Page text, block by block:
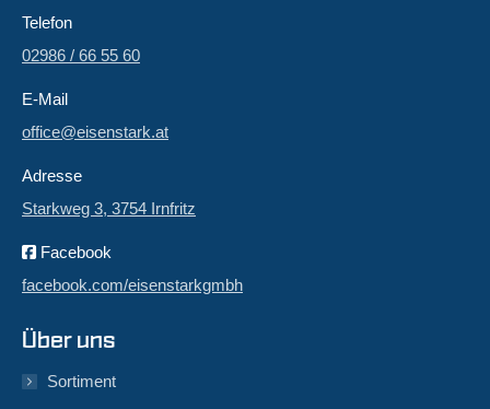
Telefon
02986 / 66 55 60
E-Mail
office@eisenstark.at
Adresse
Starkweg 3, 3754 Irnfritz
Facebook
facebook.com/eisenstarkgmbh
Über uns
Sortiment